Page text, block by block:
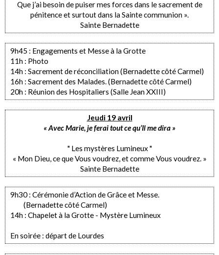
Que j’ai besoin de puiser mes forces dans le sacrement de
pénitence et surtout dans la Sainte communion ».
Sainte Bernadette
9h45 : Engagements et Messe à la Grotte
11h : Photo
14h : Sacrement de réconciliation (Bernadette côté Carmel)
16h : Sacrement des Malades. (Bernadette côté Carmel)
20h : Réunion des Hospitaliers (Salle Jean XXIII)
Jeudi 19 avril
« Avec Marie, je ferai tout ce qu’Il me dira »
" Les mystères Lumineux "
« Mon Dieu, ce que Vous voudrez, et comme Vous voudrez. »
Sainte Bernadette
9h30 : Cérémonie d’Action de Grâce et Messe.
(Bernadette côté Carmel)
14h : Chapelet à la Grotte - Mystère Lumineux
En soirée : départ de Lourdes